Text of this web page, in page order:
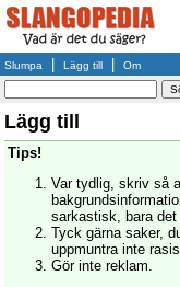
Slumpa Lägg till Om
Lägg till
Tips!
Var tydlig, skriv så
sarkastisk, bara
Tyck gärna saker,
uppmuntra inte
Gör inte reklam.